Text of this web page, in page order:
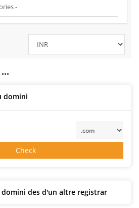
domini
Check
domini des d'un altre registrar